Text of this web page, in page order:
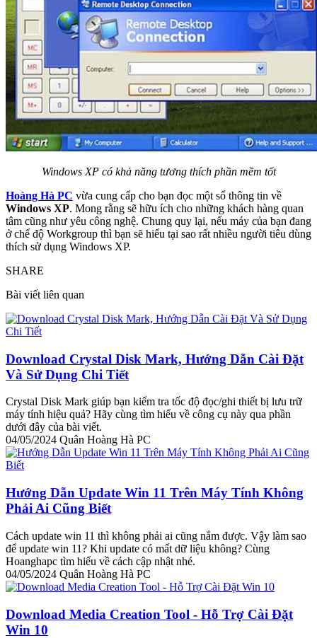
Windows XP có khả năng tương thích phần mềm tốt
Hoàng Hà PC vừa cung cấp cho bạn đọc một số thông tin về
Windows XP. Mong rằng sẽ hữu ích cho những khách hàng quan
tâm cũng như yêu công nghệ. Chung quy lại, nếu máy của bạn đang
ở chế độ Workgroup thì bạn sẽ hiểu tại sao rất nhiều người tiêu dùng
thích sử dụng Windows XP.
SHARE
Bài viết liên quan
Download Crystal Disk Mark, Hướng Dẫn Cài Đặt
Và Sử Dụng Chi Tiết
Crystal Disk Mark giúp bạn kiểm tra tốc độ đọc/ghi thiết bị lưu trữ
máy tính hiệu quả? Hãy cùng tìm hiểu về công cụ này qua phần
dưới đây của bài viết.
04/05/2024 Quân Hoàng Hà PC
Hướng Dẫn Update Win 11 Trên Máy Tính Không
Phải Ai Cũng Biết
Cách update win 11 thì không phải ai cũng nắm được. Vậy làm sao
để update win 11? Khi update có mất dữ liệu không? Cùng
Hoanghapc tìm hiểu về cách cập nhật nhé.
04/05/2024 Quân Hoàng Hà PC
Download Media Creation Tool - Hỗ Trợ Cài Đặt
Win 10